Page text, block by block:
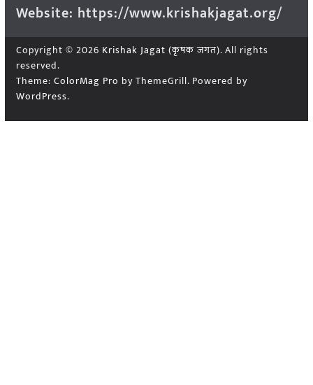
Website: https://www.krishakjagat.org/
Copyright © 2026 Krishak Jagat (कृषक जगत). All rights
reserved.
Theme: ColorMag Pro by ThemeGrill. Powered by
WordPress.